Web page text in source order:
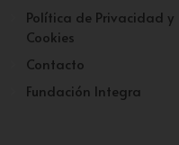
Política de Privacidad y
Cookies
Contacto
Fundación Integra